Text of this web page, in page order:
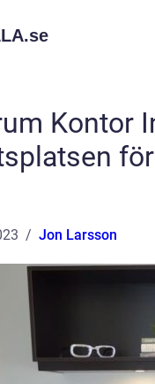
se
Kontor
Jon Larsson